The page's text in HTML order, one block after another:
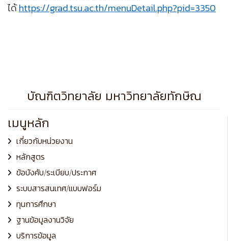
ได้https://grad.tsu.ac.th/menuDetail.php?pid=3350
บัณฑิตวิทยาลัย มหาวิทยาลัยทักษิณ
เมนูหลัก
เกี่ยวกับหน่วยงาน
หลักสูตร
ข้อบังคับ/ระเบียบ/ประกาศ
ระบบสารสนเทศ/แบบฟอร์ม
ทุนการศึกษา
ฐานข้อมูลงานวิจัย
บริการข้อมูล